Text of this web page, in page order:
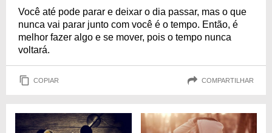
Você até pode parar e deixar o dia passar, mas o que
nunca vai parar junto com você é o tempo. Então, é
melhor fazer algo e se mover, pois o tempo nunca
voltará.
COPIAR COMPARTILHAR